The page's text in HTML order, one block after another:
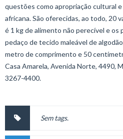
questões como apropriação cultural
africana. São oferecidas, ao todo, 20
é 1 kg de alimento não perecível e os
pedaço de tecido maleável de
metro de comprimento e 50
Casa Amarela, Avenida Norte, 4490,
3267-4400.
Sem tags.